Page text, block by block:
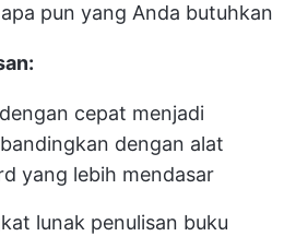
pun yang Anda butuhkan
cepat menjadi
dengan alat
yang lebih mendasar
lunak penulisan buku